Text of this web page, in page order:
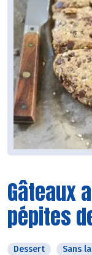
Gâteaux
pépites
Dessert Sans